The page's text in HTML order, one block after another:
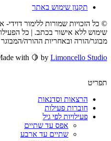
תקנון שימוש באתר
© כל הזכויות שמורות ללימור
שימוש ללא אישור בכתב. | כל
מבוגר/הורה ובאחריות ההורה/
with 🍋 by Limoncello Studio
תפריט
הרצאות וסדנאות
חוברות פעילות
פעילויות לפי גיל
אפס עד שתיים
שתיים עד ארבע